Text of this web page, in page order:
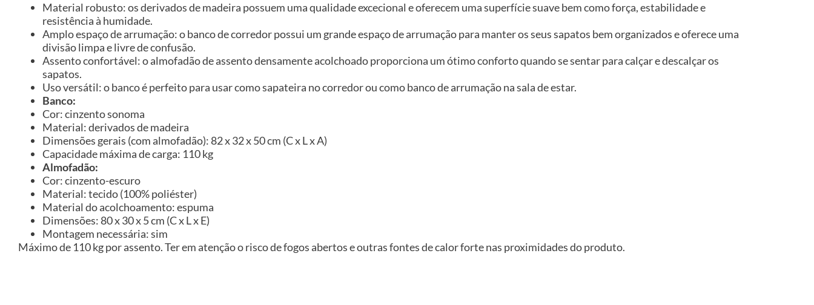
Material robusto: os derivados de madeira possuem uma qualidade excecional e oferecem uma superfície suave bem como força, estabilidade e
resistência à humidade.
Amplo espaço de arrumação: o banco de corredor possui um grande espaço de arrumação para manter os seus sapatos bem organizados e oferece uma
divisão limpa e livre de confusão.
Assento confortável: o almofadão de assento densamente acolchoado proporciona um ótimo conforto quando se sentar para calçar e descalçar os
sapatos.
Uso versátil: o banco é perfeito para usar como sapateira no corredor ou como banco de arrumação na sala de estar.
Banco:
Cor: cinzento sonoma
Material: derivados de madeira
Dimensões gerais (com almofadão): 82 x 32 x 50 cm (C x L x A)
Capacidade máxima de carga: 110 kg
Almofadão:
Cor: cinzento-escuro
Material: tecido (100% poliéster)
Material do acolchoamento: espuma
Dimensões: 80 x 30 x 5 cm (C x L x E)
Montagem necessária: sim
Máximo de 110 kg por assento. Ter em atenção o risco de fogos abertos e outras fontes de calor forte nas proximidades do produto.